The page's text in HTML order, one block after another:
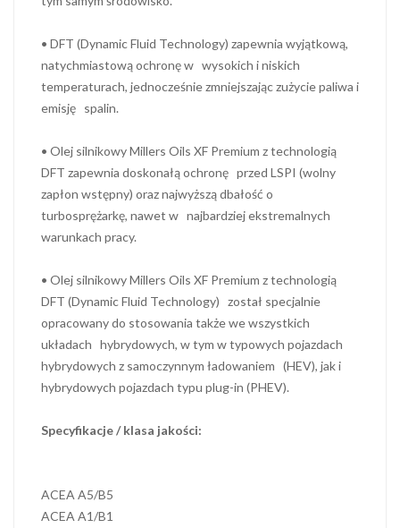
• DFT (Dynamic Fluid Technology) zapewnia wyjątkową,
natychmiastową ochronę w wysokich i niskich
temperaturach, jednocześnie zmniejszając zużycie paliwa i
emisję spalin.
• Olej silnikowy Millers Oils XF Premium z technologią
DFT zapewnia doskonałą ochronę przed LSPI (wolny
zapłon wstępny) oraz najwyższą dbałość o
turbosprężarkę, nawet w najbardziej ekstremalnych
warunkach pracy.
• Olej silnikowy Millers Oils XF Premium z technologią
DFT (Dynamic Fluid Technology) został specjalnie
opracowany do stosowania także we wszystkich
układach hybrydowych, w tym w typowych pojazdach
hybrydowych z samoczynnym ładowaniem (HEV), jak i
hybrydowych pojazdach typu plug-in (PHEV).
Specyfikacje / klasa jakości:
ACEA A5/B5
ACEA A1/B1